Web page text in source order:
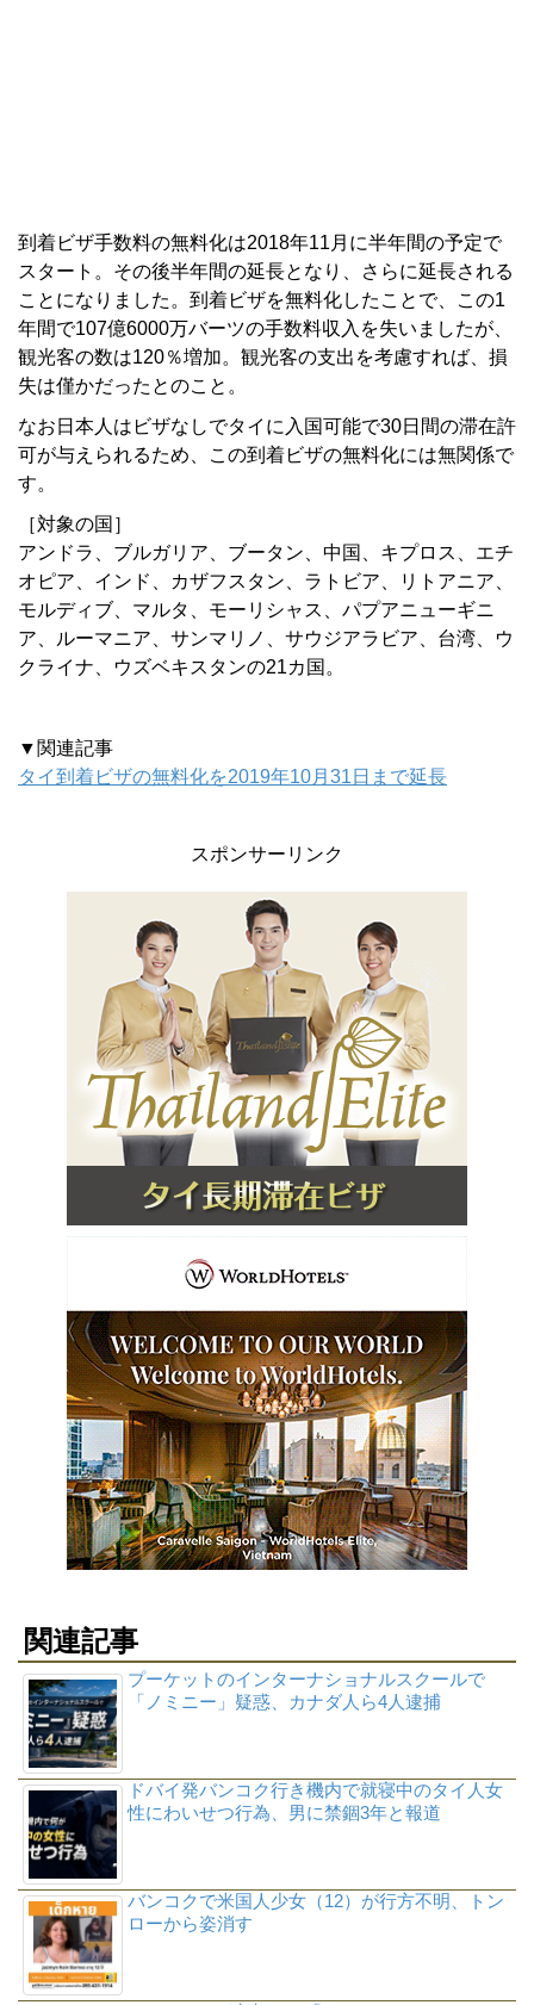
到着ビザ手数料の無料化は2018年11月に半年間の予定で
スタート。その後半年間の延長となり、さらに延長される
ことになりました。到着ビザを無料化したことで、この1
年間で107億6000万バーツの手数料収入を失いましたが、
観光客の数は120％増加。観光客の支出を考慮すれば、損
失は僅かだったとのこと。
なお日本人はビザなしでタイに入国可能で30日間の滞在許
可が与えられるため、この到着ビザの無料化には無関係で
す。
［対象の国］
アンドラ、ブルガリア、ブータン、中国、キプロス、エチ
オピア、インド、カザフスタン、ラトビア、リトアニア、
モルディブ、マルタ、モーリシャス、パプアニューギニ
ア、ルーマニア、サンマリノ、サウジアラビア、台湾、ウ
クライナ、ウズベキスタンの21カ国。
▼関連記事
タイ到着ビザの無料化を2019年10月31日まで延長
スポンサーリンク
関連記事
プーケットのインターナショナルスクールで
「ノミニー」疑惑、カナダ人ら4人逮捕
ドバイ発バンコク行き機内で就寝中のタイ人女
性にわいせつ行為、男に禁錮3年と報道
バンコクで米国人少女（12）が行方不明、トン
ローから姿消す